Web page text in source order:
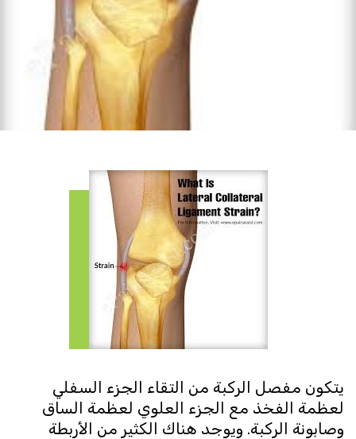
يتكون مفصل الركبة من التقاء الجزء السفلي
لعظمة الفخذ مع الجزء العلوي لعظمة الساق
وصابونة الركبة. ويوجد هناك الكثير من الأربطة